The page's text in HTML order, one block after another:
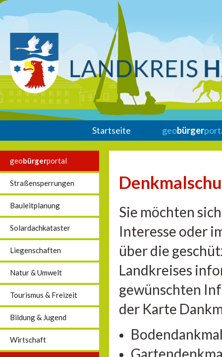
Startseite geobürger
geobürgerportal
Straßensperrungen
Bauleitplanung
Solardachkataster
Liegenschaften
Natur & Umwelt
Tourismus & Freizeit
Bildung & Jugend
Wirtschaft
Sie möchten
Interesse oder
über die
Landkreises
gewünschten
der Karte